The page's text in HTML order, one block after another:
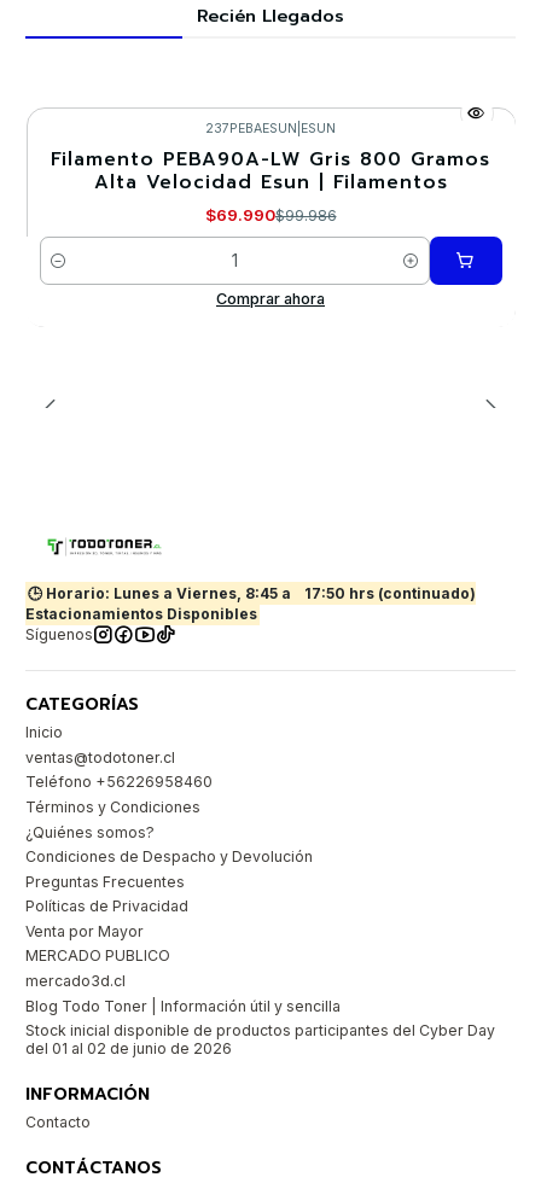
Recién Llegados
-30%
237PEBAESUN ESUN
Filamento PEBA90A-LW Gris 800 Gramos
Alta Velocidad Esun | Filamentos
$69.990$99.986
Cantidad
Comprar ahora
🕒 Horario: Lunes a Viernes, 8:45 a
17:50 hrs (continuado)
Estacionamientos Disponibles
Síguenos
CATEGORÍAS
Inicio
ventas@todotoner.cl
Teléfono +56226958460
Términos y Condiciones
¿Quiénes somos?
Condiciones de Despacho y Devolución
Preguntas Frecuentes
Políticas de Privacidad
Venta por Mayor
MERCADO PUBLICO
mercado3d.cl
Blog Todo Toner | Información útil y sencilla
Stock inicial disponible de productos participantes del Cyber Day
del 01 al 02 de junio de 2026
INFORMACIÓN
Contacto
CONTÁCTANOS